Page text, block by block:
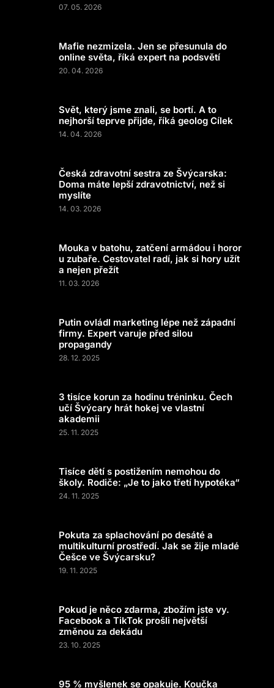
07. 05. 2026
Mafie nezmizela. Jen se přesunula do
online světa, říká expert na podsvětí
20. 04. 2026
Svět, který jsme znali, se bortí. A to
nejhorší teprve přijde, říká geolog Cílek
14. 04. 2026
Česká zdravotní sestra ze Švýcarska:
Doma máte lepší zdravotnictví, než si
myslíte
14. 03. 2026
Mouka v batohu, zatčení armádou i horor
u zubaře. Cestovatel radí, jak si hory užít
a nejen přežít
11. 03. 2026
Putin ovládl marketing lépe než západní
firmy. Expert varuje před silou
propagandy
28. 12. 2025
3 tisíce korun za hodinu tréninku. Čech
učí Švýcary hrát hokej ve vlastní
akademii
25. 11. 2025
Tisíce dětí s postižením nemohou do
školy. Rodiče: „Je to jako třetí hypotéka“
24. 11. 2025
Pokuta za splachování po desáté a
multikulturní prostředí. Jak se žije mladé
Češce ve Švýcarsku?
19. 11. 2025
Pokud je něco zdarma, zbožím jste vy.
Facebook a TikTok prošli největší
změnou za dekádu
23. 10. 2025
95 % myšlenek se opakuje. Koučka